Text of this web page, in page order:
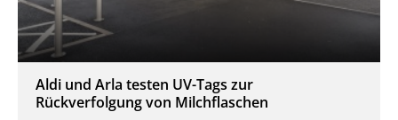
Aldi und Arla testen UV-Tags zur
Rückverfolgung von Milchflaschen